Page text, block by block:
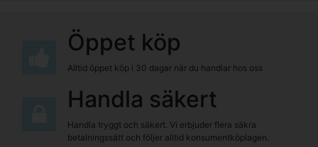
Öppet köp
Alltid öppet köp i 30 dagar när du handlar hos oss
Handla säkert
Handla tryggt och säkert. Vi erbjuder flera säkra
betalningssätt och följer alltid konsumentköplagen.